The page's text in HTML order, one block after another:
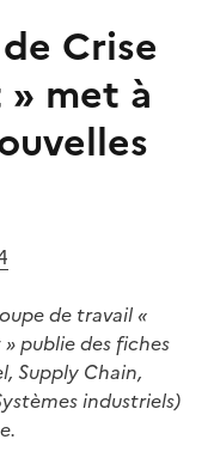
Crise
met à
de travail «
publie des fiches
Supply Chain,
industriels)